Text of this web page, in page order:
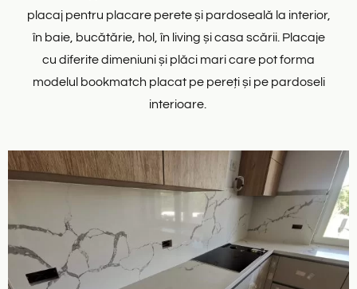
placaj pentru placare perete și pardoseală la interior,
în baie, bucătărie, hol, în living și casa scării. Placaje
cu diferite dimeniuni și plăci mari care pot forma
modelul bookmatch placat pe pereți și pe pardoseli
interioare.